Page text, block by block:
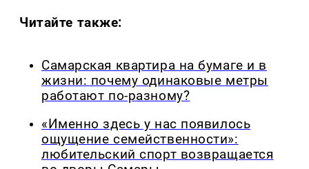
Читайте также:
Самарская квартира на бумаге и в
жизни: почему одинаковые метры
работают по-разному?
«Именно здесь у нас появилось
ощущение семейственности»:
любительский спорт возвращается